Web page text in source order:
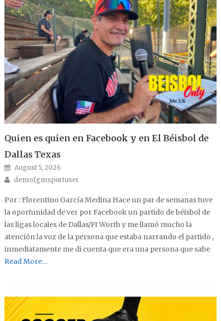
Quien es quien en Facebook y en El Béisbol de
Dallas Texas
Posted on
August 5, 2026
Author
demofgmsportuser
Por : Florentino García Medina Hace un par de semanas tuve
la oportunidad de ver por Facebook un partido de béisbol de
las ligas locales de Dallas/Ft Worth y me llamó mucho la
atención la voz de la persona que estaba narrando el partido ,
inmediatamente me di cuenta que era una persona que sabe
Read More…